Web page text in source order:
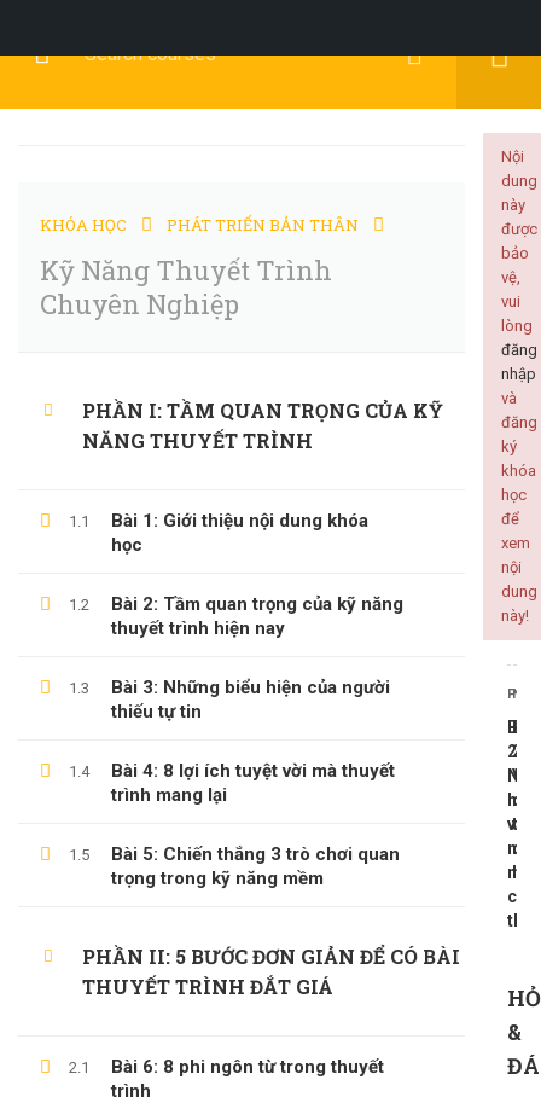
KỸ NĂNG MỀM
Kỹ Năng Thuyết Trình Chuyên Nghiệp
KHÓA HỌC PHÁT TRIỂN BẢN THÂN
Kỹ Năng Thuyết Trình
Chuyên Nghiệp
PHẦN I: TẦM QUAN TRỌNG CỦA KỸ
NĂNG THUYẾT TRÌNH
1.1
Bài 1: Giới thiệu nội dung khóa
học
1.2
Bài 2: Tầm quan trọng của kỹ năng
thuyết trình hiện nay
1.3
Bài 3: Những biểu hiện của người
thiếu tự tin
1.4
Bài 4: 8 lợi ích tuyệt vời mà thuyết
trình mang lại
1.5
Bài 5: Chiến thắng 3 trò chơi quan
trọng trong kỹ năng mềm
PHẦN II: 5 BƯỚC ĐƠN GIẢN ĐỂ CÓ BÀI
THUYẾT TRÌNH ĐẮT GIÁ
2.1
Bài 6: 8 phi ngôn từ trong thuyết
trình
Nội
dung
này
được
bảo
vệ,
vui
lòng
đăng
nhập
và
đăng
ký
khóa
học
để
xem
nội
dung
này!
PREV
Bài
25
hình
và
ngữ
cơ
thể
Bài
27
clip
&
ALL COURSES
CÔNG NGHỆ THÔNG TIN
KINH DOANH
PHÁT TRIỂN BẢN THÂN
LATEST COURSES
Thần Số Học – Sinh Trắc Vân Tay
500,000 ₫99,000 ₫
600,000 ₫ 199,000 ₫